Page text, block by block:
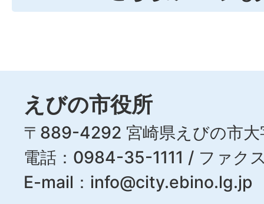
えびの市役所
〒889-4292 宮崎県えびの市大
電話：0984-35-1111 / ファ
E-mail： info@city.ebino.lg.jp